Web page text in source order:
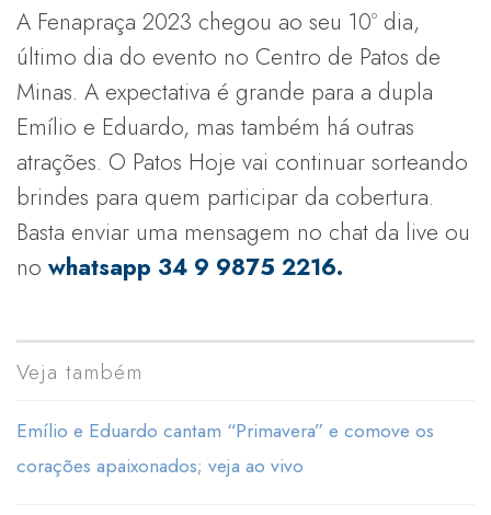
A Fenapraça 2023 chegou ao seu 10º dia,
último dia do evento no Centro de Patos de
Minas. A expectativa é grande para a dupla
Emílio e Eduardo, mas também há outras
atrações. O Patos Hoje vai continuar sorteando
brindes para quem participar da cobertura.
Basta enviar uma mensagem no chat da live ou
no whatsapp 34 9 9875 2216.
Veja também
Emílio e Eduardo cantam “Primavera” e comove os
corações apaixonados; veja ao vivo